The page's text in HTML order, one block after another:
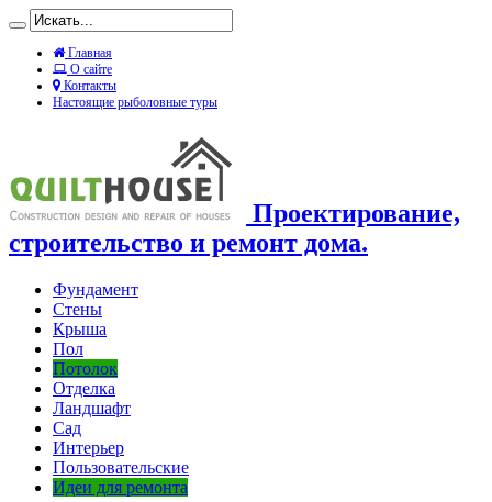
Главная
О сайте
Контакты
Настоящие рыболовные туры
Проектирование,
строительство и ремонт дома.
Фундамент
Стены
Крыша
Пол
Потолок
Отделка
Ландшафт
Сад
Интерьер
Пользовательские
Идеи для ремонта